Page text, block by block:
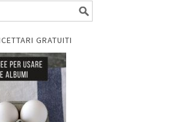
GRATUITI